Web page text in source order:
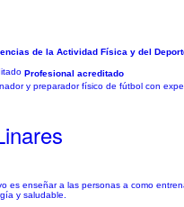
de la Actividad Física y del
Profesional acreditado
y preparador físico de fútbol con
enseñar a las personas a como
y saludable.